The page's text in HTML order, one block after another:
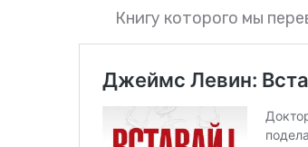
Книгу которого мы